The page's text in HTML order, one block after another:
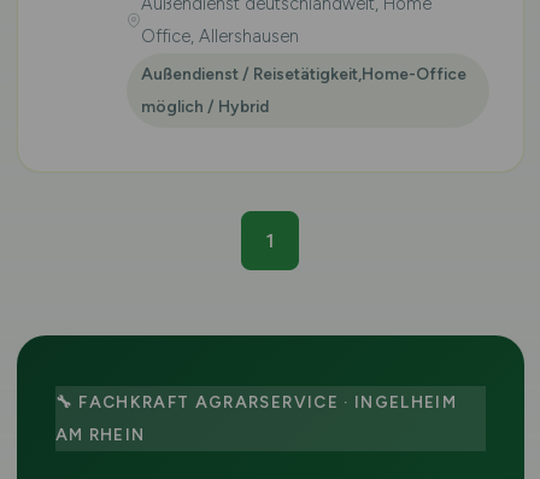
Office, Allershausen
Außendienst / Reisetätigkeit,Home-Office
möglich / Hybrid
1
🔧 FACHKRAFT AGRARSERVICE · INGELHEIM
AM RHEIN